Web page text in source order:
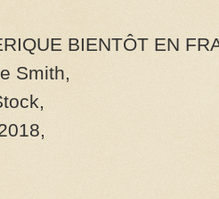
BIENTÔT EN
Smith,